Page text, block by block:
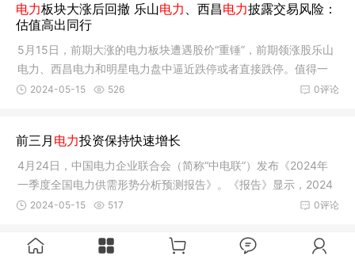
电力板块大涨后回撤 乐山电力 、西昌电力披露交易风险：
估值高出同行
5月15日，前期大涨的电力板块遭遇股价“重锤”，前期领涨股乐山
电力、西昌电力和明星电力盘中逼近跌停或者直接跌停。值得一
提的
0评论
2024-05-15 526
前三月 电力投资保持快速增长
4月24日，中国电力企业联合会（简称“中电联”）发布《2024年
一季度全国电力供需形势分析预测报告》。《报告》显示，2024
年一季
0评论
2024-05-15 517